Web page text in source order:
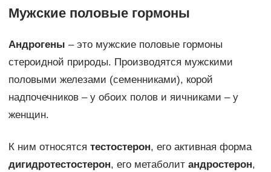
Мужские половые гормоны
Андрогены – это мужские половые гормоны
стероидной природы. Производятся мужскими
половыми железами (семенниками), корой
надпочечников – у обоих полов и яичниками – у
женщин.
К ним относятся тестостерон, его активная форма
дигидротестостерон, его метаболит андростерон,